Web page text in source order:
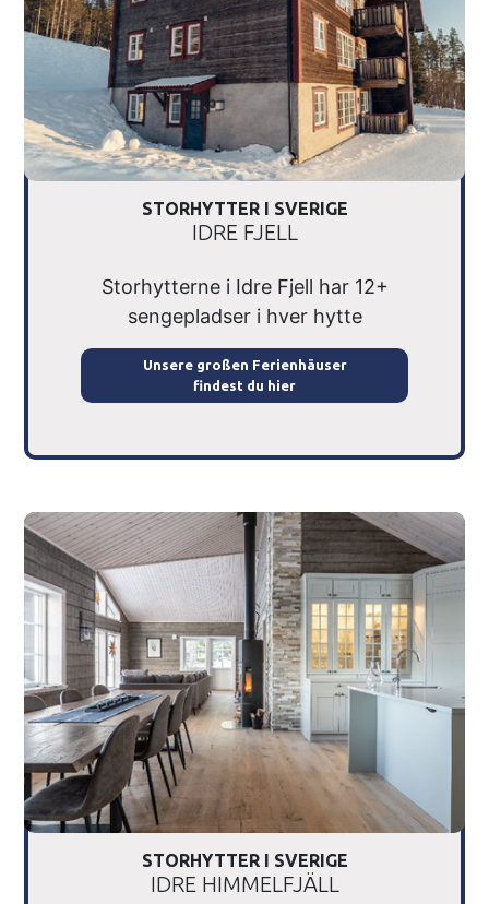
STORHYTTER I SVERIGE
IDRE FJELL
Storhytterne i Idre Fjell har 12+
sengepladser i hver hytte
Unsere großen Ferienhäuser
findest du hier
STORHYTTER I SVERIGE
IDRE HIMMELFJÄLL